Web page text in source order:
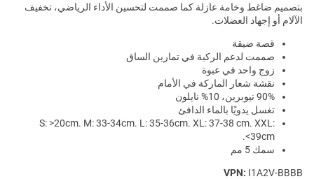
بتصميم ضاغط وخامة عازلة كما صممت لتحسين الأداء الرياضي، تخفيف
الآلام أو إجهاد العضلات.
قصة ضيقة
صممت لدعم الركبة في تمارين الساق
زوج واحد في عبوة
نقشة شعار الماركة في الأمام
90% نيوبرين، 10% نايلون
تغسل يدويًا بالماء الدافئ
S: >20cm. M: 33-34cm. L: 35-36cm. XL: 37-38 cm. XXL:
<39cm.
سمك 5 مم
VPN: I1A2V-BBBB